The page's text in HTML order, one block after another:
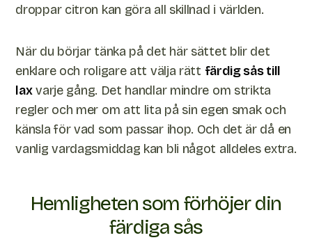
droppar citron kan göra all skillnad i världen.
När du börjar tänka på det här sättet blir det
enklare och roligare att välja rätt färdig sås till
laxvarje gång. Det handlar mindre om strikta
regler och mer om att lita på sin egen smak och
känsla för vad som passar ihop. Och det är då en
vanlig vardagsmiddag kan bli något alldeles extra.
Hemligheten som förhöjer din
färdiga sås